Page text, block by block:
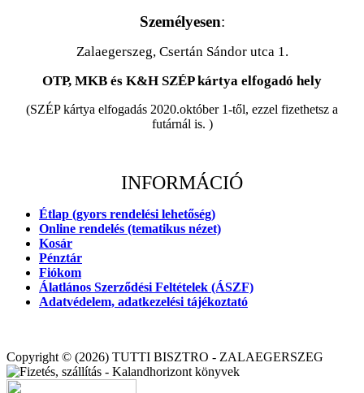
Személyesen:
Zalaegerszeg, Csertán Sándor utca 1.
OTP, MKB és K&H SZÉP kártya elfogadó hely
(SZÉP kártya elfogadás 2020.október 1-től, ezzel fizethetsz a
futárnál is. )
INFORMÁCIÓ
Étlap (gyors rendelési lehetőség)
Online rendelés (tematikus nézet)
Kosár
Pénztár
Fiókom
Álatlános Szerződési Feltételek (ÁSZF)
Adatvédelem, adatkezelési tájékoztató
Copyright © (2026) TUTTI BISZTRO - ZALAEGERSZEG